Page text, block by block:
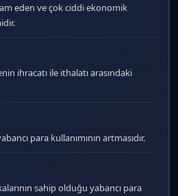
eden ve çok ciddi ekonomik
ihracatı ile ithalatı arasındaki
para kullanımının artmasıdır.
sahip olduğu yabancı para